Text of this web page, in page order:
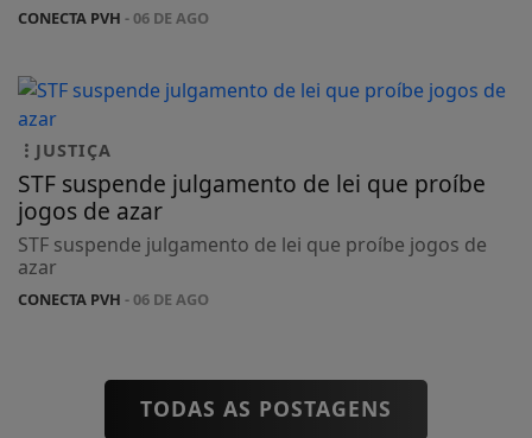
CONECTA PVH - 06 DE AGO
JUSTIÇA
STF suspende julgamento de lei que proíbe
jogos de azar
STF suspende julgamento de lei que proíbe jogos de
azar
CONECTA PVH - 06 DE AGO
TODAS AS POSTAGENS